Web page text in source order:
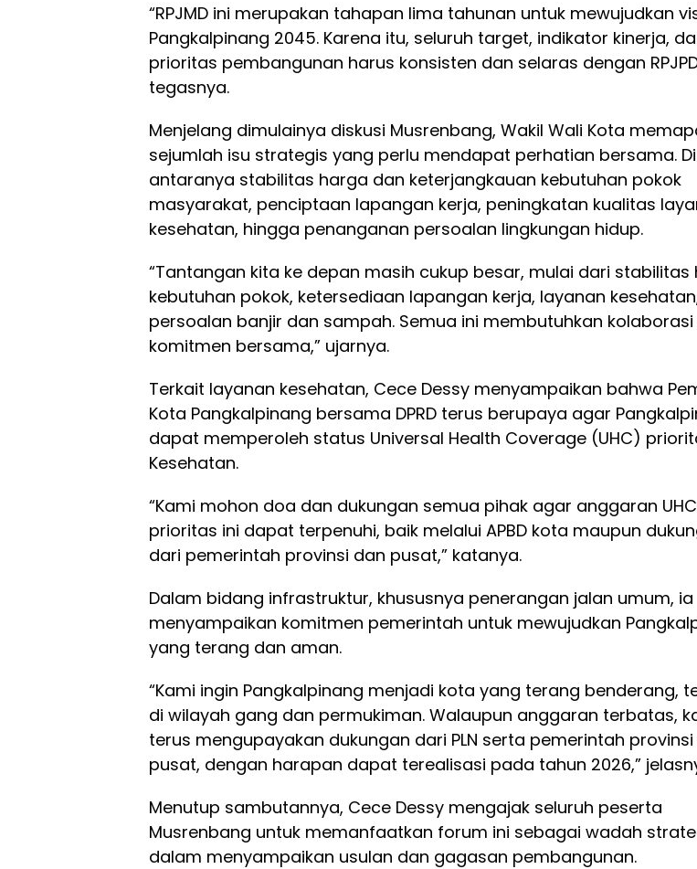
“RPJMD ini merupakan tahapan lima tahunan untuk mewujudkan
Pangkalpinang 2045. Karena itu, seluruh target, indikator kinerja,
prioritas pembangunan harus konsisten dan selaras dengan
tegasnya.
Menjelang dimulainya diskusi Musrenbang, Wakil Wali Kota
sejumlah isu strategis yang perlu mendapat perhatian bersama. Di
antaranya stabilitas harga dan keterjangkauan kebutuhan pokok
masyarakat, penciptaan lapangan kerja, peningkatan kualitas
kesehatan, hingga penanganan persoalan lingkungan hidup.
“Tantangan kita ke depan masih cukup besar, mulai dari stabilitas
kebutuhan pokok, ketersediaan lapangan kerja, layanan
persoalan banjir dan sampah. Semua ini membutuhkan
komitmen bersama,” ujarnya.
Terkait layanan kesehatan, Cece Dessy menyampaikan bahwa
Kota Pangkalpinang bersama DPRD terus berupaya agar
dapat memperoleh status Universal Health Coverage (UHC)
Kesehatan.
“Kami mohon doa dan dukungan semua pihak agar anggaran UHC
prioritas ini dapat terpenuhi, baik melalui APBD kota maupun
dari pemerintah provinsi dan pusat,” katanya.
Dalam bidang infrastruktur, khususnya penerangan jalan umum, ia
menyampaikan komitmen pemerintah untuk mewujudkan
yang terang dan aman.
“Kami ingin Pangkalpinang menjadi kota yang terang benderang,
di wilayah gang dan permukiman. Walaupun anggaran terbatas,
terus mengupayakan dukungan dari PLN serta pemerintah
pusat, dengan harapan dapat terealisasi pada tahun 2026,”
Menutup sambutannya, Cece Dessy mengajak seluruh peserta
Musrenbang untuk memanfaatkan forum ini sebagai wadah
dalam menyampaikan usulan dan gagasan pembangunan.